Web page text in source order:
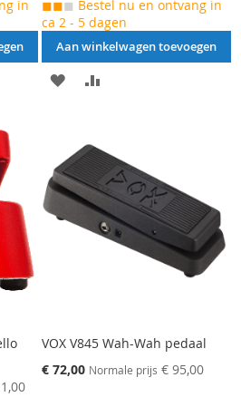
in
◼◼◼ Bestel nu en ontvang in
ca 2 - 5 dagen
Aan winkelwagen toevoegen
AAN
TOEVOEGEN
TE
VERGELIJKEN
VOX V845 Wah-Wah pedaal
Speciale
€ 72,00 Normale prijs € 95,00